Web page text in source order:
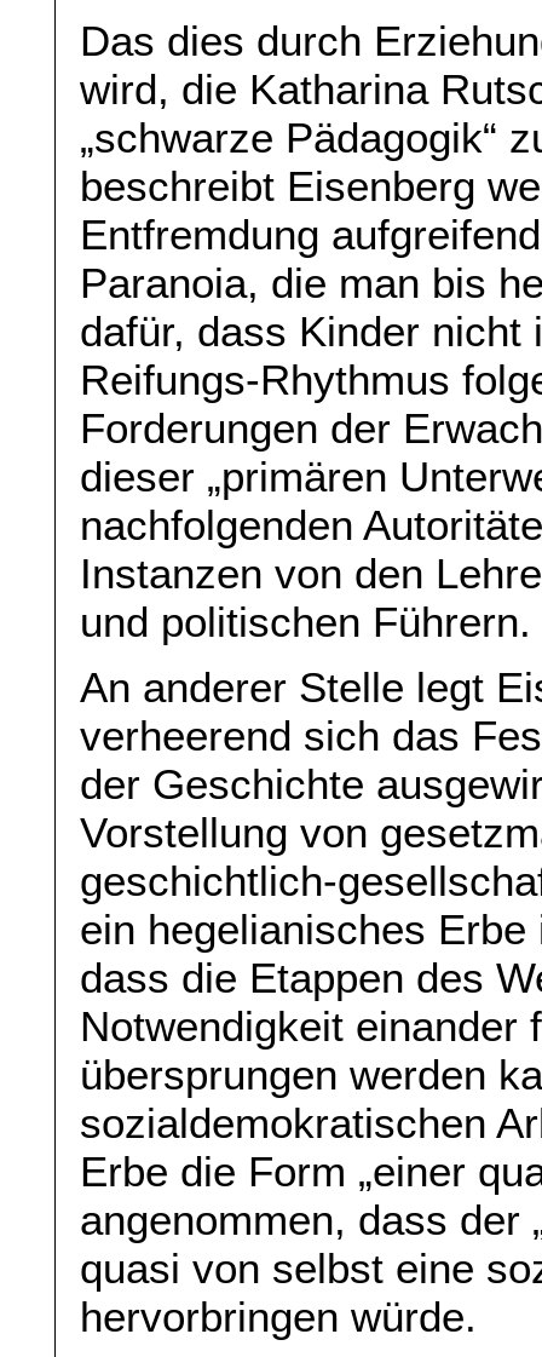
Das dies durch
wird, die Katharina
„schwarze Pädagogik“
beschreibt Eisenberg
Entfremdung
Paranoia, die man bis
dafür, dass Kinder nicht
Reifungs-Rhythmus
Forderungen der
dieser „primären
nachfolgenden
Instanzen von den
und politischen Führern.
An anderer Stelle legt
verheerend sich das
der Geschichte
Vorstellung von
geschichtlich-
ein hegelianisches
dass die Etappen des
Notwendigkeit einander
übersprungen werden
sozialdemokratischen
Erbe die Form „einer
angenommen, dass der
quasi von selbst eine
hervorbringen würde.